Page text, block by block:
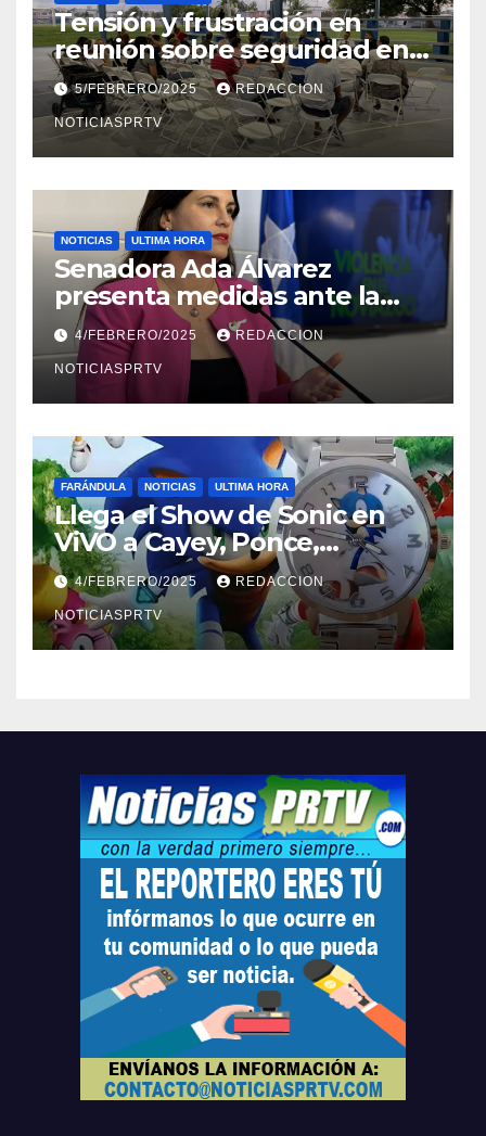
Tensión y frustración en
reunión sobre seguridad en
Reparto Metropolitano
5/FEBRERO/2025 REDACCION
NOTICIASPRTV
NOTICIAS ULTIMA HORA
Senadora Ada Álvarez
presenta medidas ante la
violencia en el noviazgo
4/FEBRERO/2025 REDACCION
NOTICIASPRTV
FARÁNDULA NOTICIAS ULTIMA HORA
Llega el Show de Sonic en
ViVO a Cayey, Ponce,
Barceloneta y Humacao,
Relojes gratis para el que
compre ahora….
4/FEBRERO/2025 REDACCION
NOTICIASPRTV